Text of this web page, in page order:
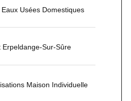
Usées Domestiques
Erpeldange-Sur-Sûre
Maison Individuelle